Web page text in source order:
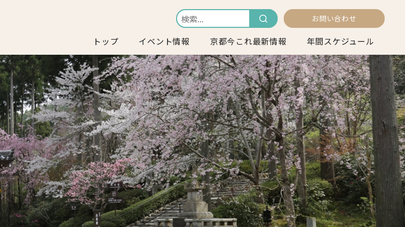
お問い合わせ
トップ イベント情報 京都今これ最新情報 年間スケジュール